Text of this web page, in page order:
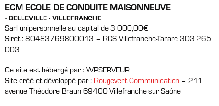
ECM ECOLE DE CONDUITE MAISONNEUVE
• BELLEVILLE • VILLEFRANCHE
Sarl unipersonnelle au capital de 3 000,00€
Siret : 80483769800013 – RCS Villefranche-Tarare 303 265
003
Ce site est hébergé par : WPSERVEUR
Site créé et développé par : Rougevert Communication – 211
avenue Théodore Braun 69400 Villefranche-sur-Saône